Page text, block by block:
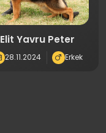
Elit Yavru Peter
28.11.2024 Erkek